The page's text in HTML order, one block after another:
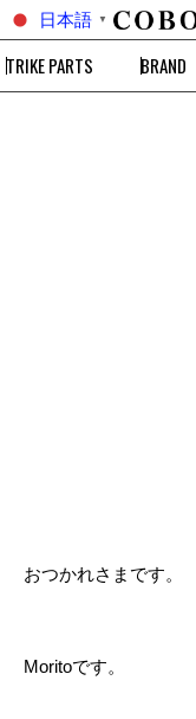
日本語 ▼
TRIKE PARTS BRAND
おつかれさまです。
Moritoです。